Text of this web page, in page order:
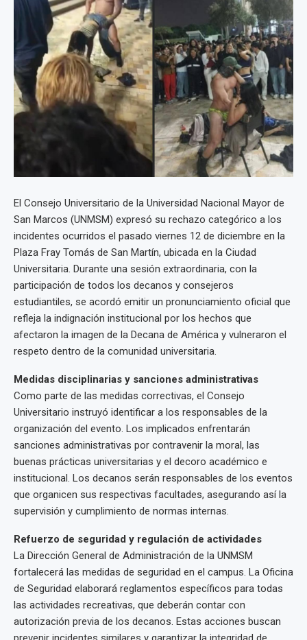
El Consejo Universitario de la Universidad Nacional Mayor de
San Marcos (UNMSM) expresó su rechazo categórico a los
incidentes ocurridos el pasado viernes 12 de diciembre en la
Plaza Fray Tomás de San Martín, ubicada en la Ciudad
Universitaria. Durante una sesión extraordinaria, con la
participación de todos los decanos y consejeros
estudiantiles, se acordó emitir un pronunciamiento oficial que
refleja la indignación institucional por los hechos que
afectaron la imagen de la Decana de América y vulneraron el
respeto dentro de la comunidad universitaria.
Medidas disciplinarias y sanciones administrativas
Como parte de las medidas correctivas, el Consejo
Universitario instruyó identificar a los responsables de la
organización del evento. Los implicados enfrentarán
sanciones administrativas por contravenir la moral, las
buenas prácticas universitarias y el decoro académico e
institucional. Los decanos serán responsables de los eventos
que organicen sus respectivas facultades, asegurando así la
supervisión y cumplimiento de normas internas.
Refuerzo de seguridad y regulación de actividades
La Dirección General de Administración de la UNMSM
fortalecerá las medidas de seguridad en el campus. La Oficina
de Seguridad elaborará reglamentos específicos para todas
las actividades recreativas, que deberán contar con
autorización previa de los decanos. Estas acciones buscan